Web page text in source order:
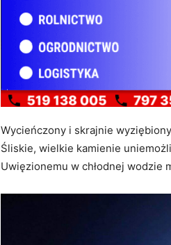
Wycieńczony i skrajnie
Śliskie, wielkie kamienie
Uwięzionemu w chłodnej wodzie